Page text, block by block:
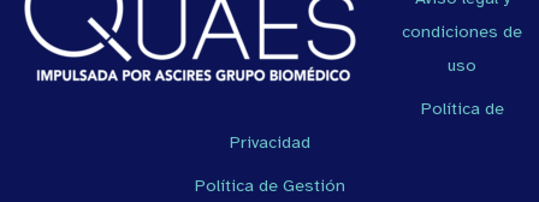
condiciones de
uso
Política de
Privacidad
Política de Gestión